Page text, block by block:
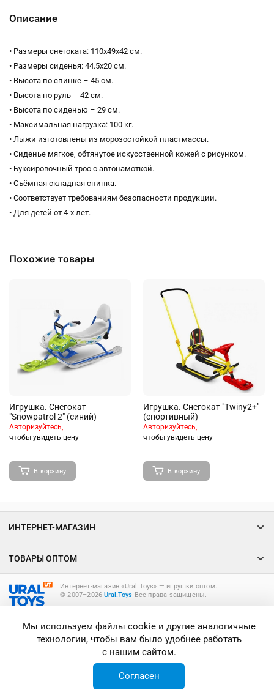
Описание
• Размеры снегоката: 110х49х42 см.
• Размеры сиденья: 44.5х20 см.
• Высота по спинке – 45 см.
• Высота по руль – 42 см.
• Высота по сиденью – 29 см.
• Максимальная нагрузка: 100 кг.
• Лыжи изготовлены из морозостойкой пластмассы.
• Сиденье мягкое, обтянутое искусственной кожей с рисунком.
• Буксировочный трос с автонамоткой.
• Съёмная складная спинка.
• Соответствует требованиям безопасности продукции.
• Для детей от 4-х лет.
Похожие товары
Игрушка. Снегокат
"Snowpatrol 2" (синий)
Авторизуйтесь,
чтобы увидеть цену
В корзину
Игрушка. Снегокат "Twiny2+"
(спортивный)
Авторизуйтесь,
чтобы увидеть цену
В корзину
Интернет-магазин «Ural Toys» ― игрушки оптом.
© 2007–2026Ural.Toys Все права защищены.
ИНТЕРНЕТ-МАГАЗИН
ТОВАРЫ ОПТОМ
Мы используем файлы cookie и другие аналогичные
технологии, чтобы вам было удобнее работать
с нашим сайтом.
Согласен